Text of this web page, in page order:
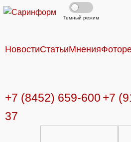
Темный режим
НовостиСтатьиМнения
+7 (8452) 659-600 +7
37